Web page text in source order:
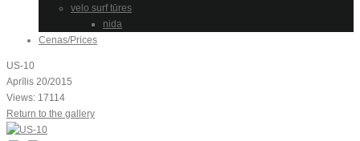
velo surf tūres
nida
Cenas/Prices
US-10
Aprīlis 20/2015
Views: 17114
Return to the gallery